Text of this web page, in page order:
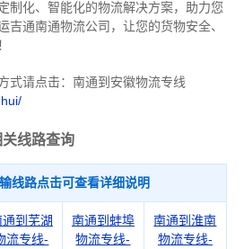
制化、智能化的物流解决方案，助力您
吉通南通物流公司，让您的货物安全、
式请点击：南通到安徽物流专线
关线路查询
线路点击可查看详细说明
通到芜湖
流专线-
南通到蚌埠
物流专线-
南通到淮南
物流专线-